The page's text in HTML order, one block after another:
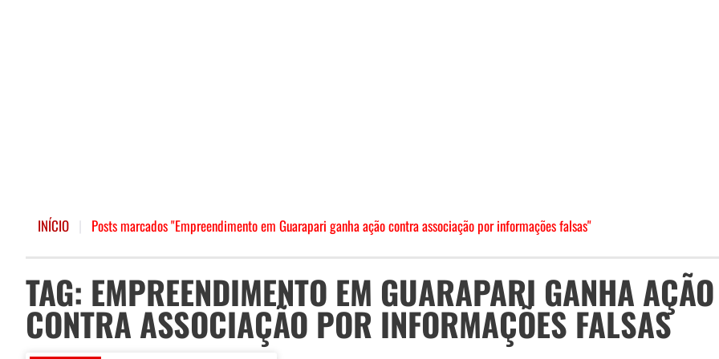
INÍCIO Posts marcados "Empreendimento em Guarapari ganha ação contra associação por informações falsas"
TAG: EMPREENDIMENTO EM GUARAPARI GANHA AÇÃO
CONTRA ASSOCIAÇÃO POR INFORMAÇÕES FALSAS